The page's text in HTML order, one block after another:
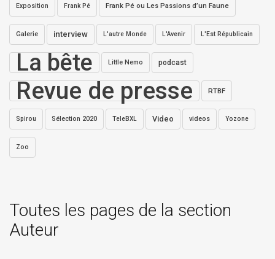
Exposition Frank Pé Frank Pé ou Les Passions d’un Faune
Galerie interview L'autre Monde L'Avenir L'Est Républicain
La bête Little Nemo podcast
Revue de presse RTBF
Spirou Sélection 2020 TeleBXL Video videos Yozone
Zoo
Toutes les pages de la section
Auteur